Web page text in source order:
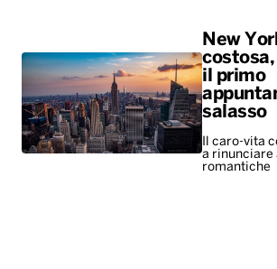
New
costosa,
il primo
salasso
Il caro-vita
a rinunciare
romantiche